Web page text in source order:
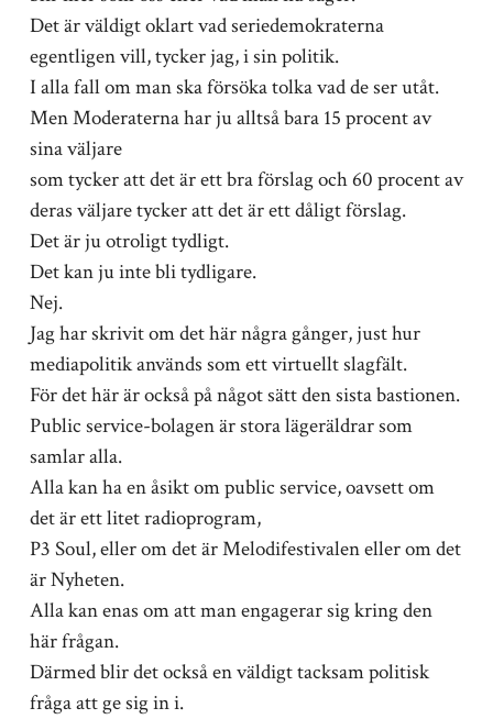
Det är väldigt oklart vad seriedemokraterna
egentligen vill, tycker jag, i sin politik.
I alla fall om man ska försöka tolka vad de ser utåt.
Men Moderaterna har ju alltså bara 15 procent av
sina väljare
som tycker att det är ett bra förslag och 60 procent av
deras väljare tycker att det är ett dåligt förslag.
Det är ju otroligt tydligt.
Det kan ju inte bli tydligare.
Nej.
Jag har skrivit om det här några gånger, just hur
mediapolitik används som ett virtuellt slagfält.
För det här är också på något sätt den sista bastionen.
Public service-bolagen är stora lägeräldrar som
samlar alla.
Alla kan ha en åsikt om public service, oavsett om
det är ett litet radioprogram,
P3 Soul, eller om det är Melodifestivalen eller om det
är Nyheten.
Alla kan enas om att man engagerar sig kring den
här frågan.
Därmed blir det också en väldigt tacksam politisk
fråga att ge sig in i.